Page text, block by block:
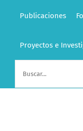
Publicaciones
Proyectos e